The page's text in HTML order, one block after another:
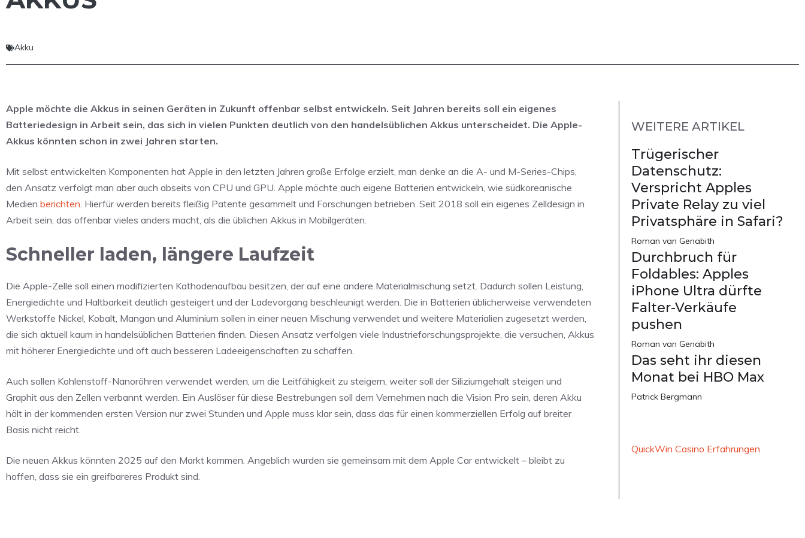
Akku
Apple möchte die Akkus in seinen Geräten in Zukunft offenbar selbst entwickeln. Seit Jahren bereits soll ein eigenes
Batteriedesign in Arbeit sein, das sich in vielen Punkten deutlich von den handelsüblichen Akkus unterscheidet. Die Apple-
Akkus könnten schon in zwei Jahren starten.
Mit selbst entwickelten Komponenten hat Apple in den letzten Jahren große Erfolge erzielt, man denke an die A- und M-Series-Chips,
den Ansatz verfolgt man aber auch abseits von CPU und GPU. Apple möchte auch eigene Batterien entwickeln, wie südkoreanische
Medien berichten. Hierfür werden bereits fleißig Patente gesammelt und Forschungen betrieben. Seit 2018 soll ein eigenes Zelldesign in
Arbeit sein, das offenbar vieles anders macht, als die üblichen Akkus in Mobilgeräten.
Schneller laden, längere Laufzeit
Die Apple-Zelle soll einen modifizierten Kathodenaufbau besitzen, der auf eine andere Materialmischung setzt. Dadurch sollen Leistung,
Energiedichte und Haltbarkeit deutlich gesteigert und der Ladevorgang beschleunigt werden. Die in Batterien üblicherweise verwendeten
Werkstoffe Nickel, Kobalt, Mangan und Aluminium sollen in einer neuen Mischung verwendet und weitere Materialien zugesetzt werden,
die sich aktuell kaum in handelsüblichen Batterien finden. Diesen Ansatz verfolgen viele Industrieforschungsprojekte, die versuchen, Akkus
mit höherer Energiedichte und oft auch besseren Ladeeigenschaften zu schaffen.
Auch sollen Kohlenstoff-Nanoröhren verwendet werden, um die Leitfähigkeit zu steigern, weiter soll der Siliziumgehalt steigen und
Graphit aus den Zellen verbannt werden. Ein Auslöser für diese Bestrebungen soll dem Vernehmen nach die Vision Pro sein, deren Akku
hält in der kommenden ersten Version nur zwei Stunden und Apple muss klar sein, dass das für einen kommerziellen Erfolg auf breiter
Basis nicht reicht.
Die neuen Akkus könnten 2025 auf den Markt kommen. Angeblich wurden sie gemeinsam mit dem Apple Car entwickelt – bleibt zu
hoffen, dass sie ein greifbareres Produkt sind.
WEITERE ARTIKEL
Trügerischer
Datenschutz:
Verspricht Apples
Private Relay zu viel
Privatsphäre in Safari?
Roman van Genabith
Durchbruch für
Foldables: Apples
iPhone Ultra dürfte
Falter-Verkäufe
pushen
Roman van Genabith
Das seht ihr diesen
Monat bei HBO Max
Patrick Bergmann
QuickWin Casino Erfahrungen